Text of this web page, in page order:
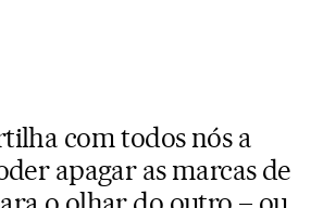
com todos nós a
apagar as marcas de